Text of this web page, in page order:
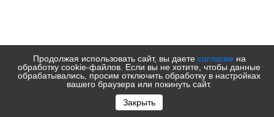
а
д
Продолжая использовать сайт, вы даете согласиена
обработку cookie-файлов. Если вы не хотите, чтобы данные
обрабатывались, просим отключить обработку в настройках
вашего браузера или покинуть сайт.
Закрыть
е